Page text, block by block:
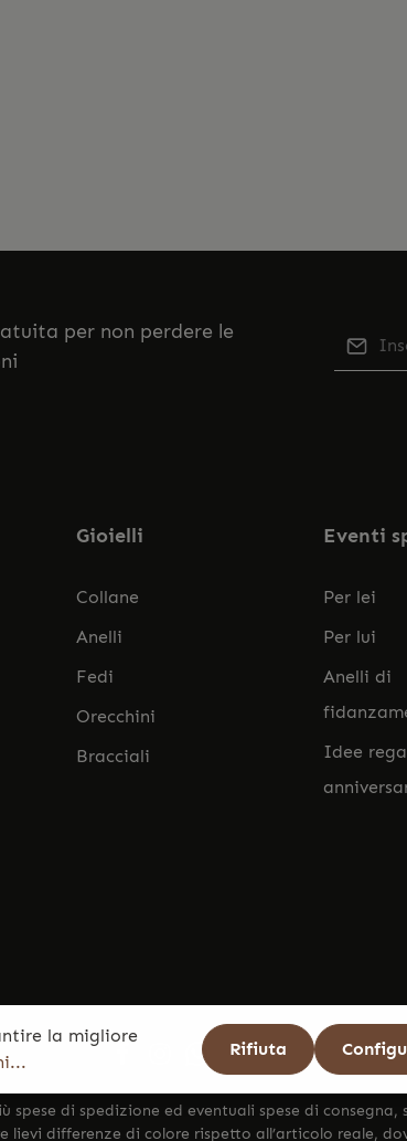
per non perdere le
Gioielli
Collane
Anelli
Fedi
Orecchini
Bracciali
Eventi
Per lei
Per lui
Anelli di
Idee
spese di spedizione ed eventuali spese di
differenze di colore rispetto all’articolo reale,
la migliore
Rifiuta